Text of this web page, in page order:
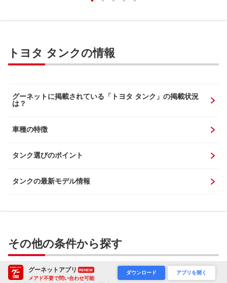
グーネットアプリ RENEW
メアド不要で問い合わせ可能
ダウンロード アプリを開く
トヨタ タンクの情報
グーネットに掲載されている「トヨタ タンク」の掲載状況
は？
車種の特徴
タンク選びのポイント
タンクの最新モデル情報
その他の条件から探す